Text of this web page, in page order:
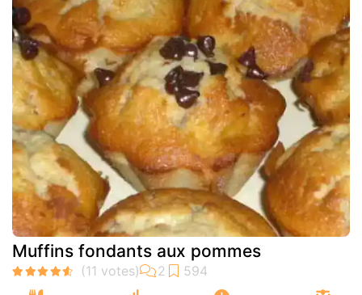
Muffins fondants aux pommes